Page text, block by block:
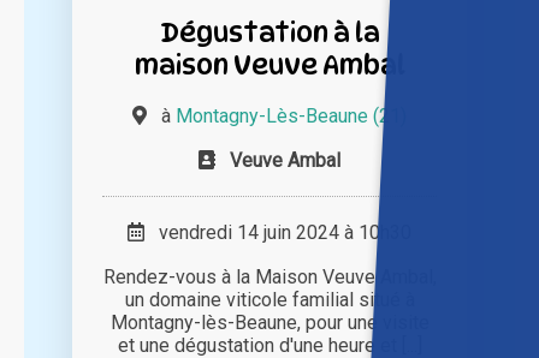
Dégustation à la
maison Veuve Ambal
à Montagny-Lès-Beaune (21)
Veuve Ambal
vendredi 14 juin 2024 à 10h30
Rendez-vous à la Maison Veuve Ambal,
un domaine viticole familial situé à
Montagny-lès-Beaune, pour une visite
et une dégustation d'une heure et [...]